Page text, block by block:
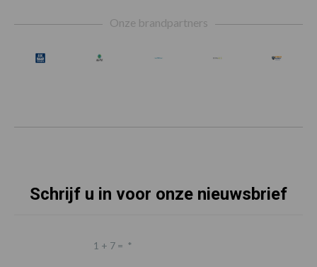
Onze brandpartners
Schrijf u in voor onze nieuwsbrief
1 + 7 = *